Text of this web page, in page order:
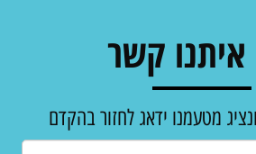
איתנו קשר
מטעמנו ידאג לחזור בהקדם